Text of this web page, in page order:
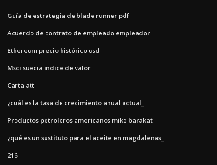
Guía de estrategia de blade runner pdf
Acuerdo de contrato de empleado empleador
Ethereum precio histórico usd
Msci suecia indice de valor
Carta att
¿cuál es la tasa de crecimiento anual actual_
Productos petroleros americanos mike barakat
¿qué es un sustituto para el aceite en magdalenas_
216